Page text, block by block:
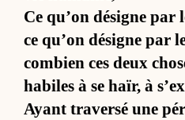
Ce qu’on dé­signe par
ce qu’on dé­signe par
com­bien ces deux
ha­biles à se haïr, à
Ayant tra­versé une